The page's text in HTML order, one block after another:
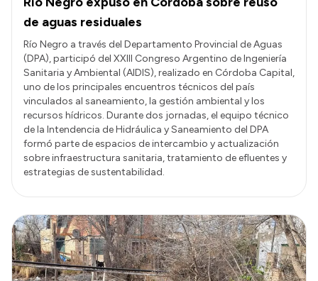
de aguas residuales
Río Negro a través del Departamento Provincial de Aguas
(DPA), participó del XXIII Congreso Argentino de Ingeniería
Sanitaria y Ambiental (AIDIS), realizado en Córdoba Capital,
uno de los principales encuentros técnicos del país
vinculados al saneamiento, la gestión ambiental y los
recursos hídricos. Durante dos jornadas, el equipo técnico
de la Intendencia de Hidráulica y Saneamiento del DPA
formó parte de espacios de intercambio y actualización
sobre infraestructura sanitaria, tratamiento de efluentes y
estrategias de sustentabilidad.